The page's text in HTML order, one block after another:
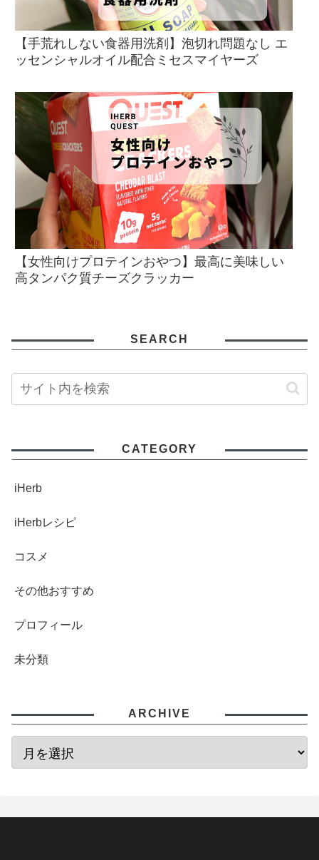
【手荒れしない食器用洗剤】泡切れ問題なし エ
ッセンシャルオイル配合ミセスマイヤーズ
【女性向けプロテインおやつ】最高に美味しい
高タンパク質チーズクラッカー
SEARCH
CATEGORY
iHerb
iHerbレシピ
コスメ
その他おすすめ
プロフィール
未分類
ARCHIVE